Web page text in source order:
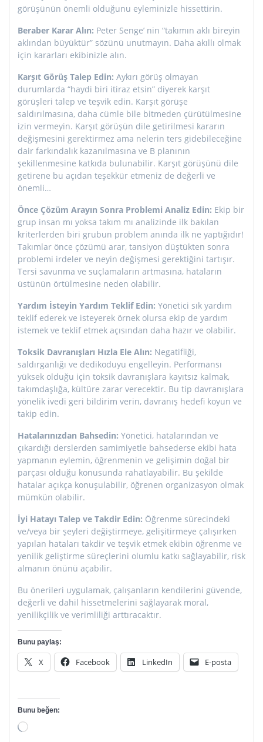
görüşünün önemli olduğunu eyleminizle hissettirin.
Beraber Karar Alın: Peter Senge’ nin “takımın aklı bireyin
aklından büyüktür” sözünü unutmayın. Daha akıllı olmak
için kararları ekibinizle alın.
Karşıt Görüş Talep Edin: Aykırı görüş olmayan
durumlarda “haydi biri itiraz etsin” diyerek karşıt
görüşleri talep ve teşvik edin. Karşıt görüşe
saldırılmasına, daha cümle bile bitmeden çürütülmesine
izin vermeyin. Karşıt görüşün dile getirilmesi kararın
değişmesini gerektirmez ama nelerin ters gidebileceğine
dair farkındalık kazanılmasına ve B planının
şekillenmesine katkıda bulunabilir. Karşıt görüşünü dile
getirene bu açıdan teşekkür etmeniz de değerli ve
önemli…
Önce Çözüm Arayın Sonra Problemi Analiz Edin: Ekip bir
grup insan mı yoksa takım mı analizinde ilk bakılan
kriterlerden biri grubun problem anında ilk ne yaptığıdır!
Takımlar önce çözümü arar, tansiyon düştükten sonra
problemi irdeler ve neyin değişmesi gerektiğini tartışır.
Tersi savunma ve suçlamaların artmasına, hataların
üstünün örtülmesine neden olabilir.
Yardım İsteyin Yardım Teklif Edin: Yönetici sık yardım
teklif ederek ve isteyerek örnek olursa ekip de yardım
istemek ve teklif etmek açısından daha hazır ve olabilir.
Toksik Davranışları Hızla Ele Alın: Negatifliği,
saldırganlığı ve dedikoduyu engelleyin. Performansı
yüksek olduğu için toksik davranışlara kayıtsız kalmak,
takımdaşlığa, kültüre zarar verecektir. Bu tip davranışlara
yönelik ivedi geri bildirim verin, davranış hedefi koyun ve
takip edin.
Hatalarınızdan Bahsedin: Yönetici, hatalarından ve
çıkardığı derslerden samimiyetle bahsederse ekibi hata
yapmanın eylemin, öğrenmenin ve gelişimin doğal bir
parçası olduğu konusunda rahatlayabilir. Bu şekilde
hatalar açıkça konuşulabilir, öğrenen organizasyon olmak
mümkün olabilir.
İyi Hatayı Talep ve Takdir Edin: Öğrenme sürecindeki
ve/veya bir şeyleri değiştirmeye, gelişitirmeye çalışırken
yapılan hataları takdir ve teşvik etmek ekibin öğrenme ve
yenilik geliştirme süreçlerini olumlu katkı sağlayabilir, risk
almanın önünü açabilir.
Bu önerileri uygulamak, çalışanların kendilerini güvende,
değerli ve dahil hissetmelerini sağlayarak moral,
yenilikçilik ve verimliliği arttıracaktır.
Bunu paylaş:
X Facebook LinkedIn E-posta
Bunu beğen:
Yükleniyor...